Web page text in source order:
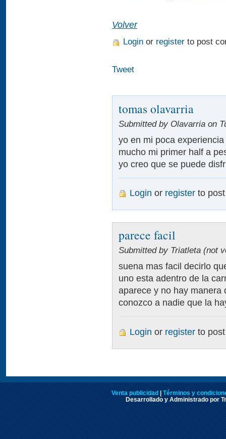
Volver
Login or register to post
Tweet
tomas olavarria
Submitted by Olavarria on
yo en mi poca
mucho mi primer half a
yo creo que se puede
Login or register to
parece facil
Submitted by Triatleta (not
suena mas facil decirlo
uno esta adentro de la
aparece y no hay manera
conozco a nadie que la
Login or register to
Venta publicidad
Términos y
Desarrollado y Administrado por